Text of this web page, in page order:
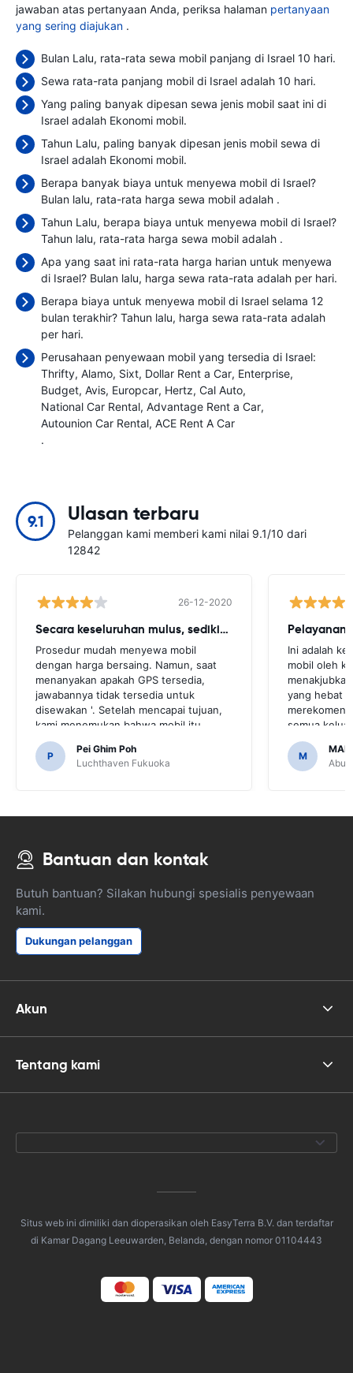
jawaban atas pertanyaan Anda, periksa halaman pertanyaan
yang sering diajukan .
Bulan Lalu, rata-rata sewa mobil panjang di Israel 10 hari.
Sewa rata-rata panjang mobil di Israel adalah 10 hari.
Yang paling banyak dipesan sewa jenis mobil saat ini di
Israel adalah Ekonomi mobil.
Tahun Lalu, paling banyak dipesan jenis mobil sewa di
Israel adalah Ekonomi mobil.
Berapa banyak biaya untuk menyewa mobil di Israel?
Bulan lalu, rata-rata harga sewa mobil adalah .
Tahun Lalu, berapa biaya untuk menyewa mobil di Israel?
Tahun lalu, rata-rata harga sewa mobil adalah .
Apa yang saat ini rata-rata harga harian untuk menyewa
di Israel? Bulan lalu, harga sewa rata-rata adalah per hari.
Berapa biaya untuk menyewa mobil di Israel selama 12
bulan terakhir? Tahun lalu, harga sewa rata-rata adalah
per hari.
Perusahaan penyewaan mobil yang tersedia di Israel:
Thrifty Alamo Sixt Dollar Rent a Car Enterprise
Budget Avis Europcar Hertz Cal Auto
National Car Rental Advantage Rent a Car
Autounion Car Rental ACE Rent A Car
.
9.1 Ulasan terbaru
Pelanggan kami memberi kami nilai 9.1/10 dari
12842
26-12-2020
Secara keseluruhan mulus, sedikit cegukan
Prosedur mudah menyewa mobil
dengan harga bersaing. Namun, saat
menanyakan apakah GPS tersedia,
jawabannya tidak tersedia untuk
disewakan '. Setelah mencapai tujuan,
kami menemukan bahwa mobil itu
dilengkapi GPS.Akan sangat
mengerikan jika kita memutuskan untuk
membeli GPS karena perlu menavigasi
P
Pei Ghim Poh
Luchthaven Fukuoka
Pelayanan
Ini adalah
mobil oleh
yang hebat
semua
melakukan
teman dan
telah
M
Abu
Bantuan dan kontak
Butuh bantuan? Silakan hubungi spesialis penyewaan
kami.
Dukungan pelanggan
Akun
Tentang kami
Situs web ini dimiliki dan dioperasikan oleh EasyTerra B.V. dan terdaftar
di Kamar Dagang Leeuwarden, Belanda, dengan nomor 01104443